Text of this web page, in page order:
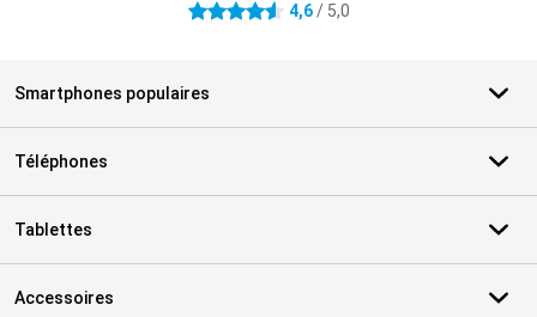
4.6 étoiles 4,6/ 5,0
Smartphones populaires
Téléphones
Tablettes
Accessoires